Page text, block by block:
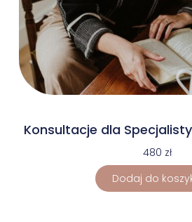
Konsultacje dla
480 zł
Dodaj do